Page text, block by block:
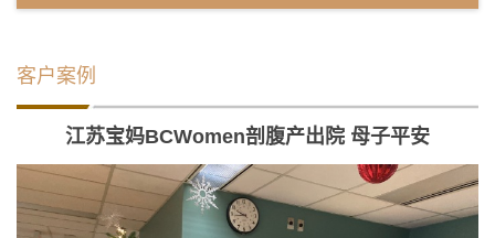
客户案例
江苏宝妈BCWomen剖腹产出院 母子平安